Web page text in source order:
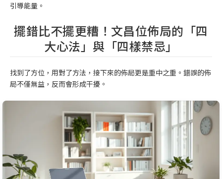
引導能量。
擺錯比不擺更糟！文昌位佈局的「四
大心法」與「四樣禁忌」
找到了方位，用對了方法，接下來的佈局更是重中之重。錯誤的佈
局不僅無益，反而會形成干擾。